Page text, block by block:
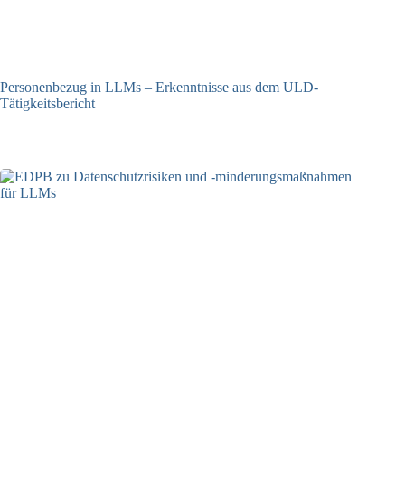
Personenbezug in LLMs – Erkenntnisse aus dem ULD-
Tätigkeitsbericht